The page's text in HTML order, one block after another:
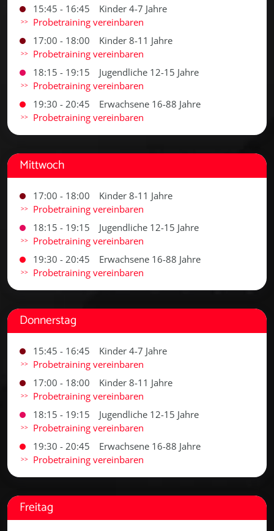
15:45 - 16:45
Kinder 4-7 Jahre
Probetraining vereinbaren
17:00 - 18:00
Kinder 8-11 Jahre
Probetraining vereinbaren
18:15 - 19:15
Jugendliche 12-15 Jahre
Probetraining vereinbaren
19:30 - 20:45
Erwachsene 16-88 Jahre
Probetraining vereinbaren
Mittwoch
17:00 - 18:00
Kinder 8-11 Jahre
Probetraining vereinbaren
18:15 - 19:15
Jugendliche 12-15 Jahre
Probetraining vereinbaren
19:30 - 20:45
Erwachsene 16-88 Jahre
Probetraining vereinbaren
Donnerstag
15:45 - 16:45
Kinder 4-7 Jahre
Probetraining vereinbaren
17:00 - 18:00
Kinder 8-11 Jahre
Probetraining vereinbaren
18:15 - 19:15
Jugendliche 12-15 Jahre
Probetraining vereinbaren
19:30 - 20:45
Erwachsene 16-88 Jahre
Probetraining vereinbaren
Freitag